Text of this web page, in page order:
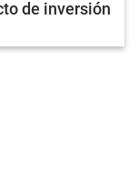
de inversión